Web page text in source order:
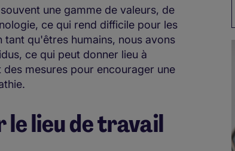
une gamme de valeurs, de
ce qui rend difficile pour les
tant qu'êtres humains, nous avons
ce qui peut donner lieu à
mesures pour encourager une
lieu de travail